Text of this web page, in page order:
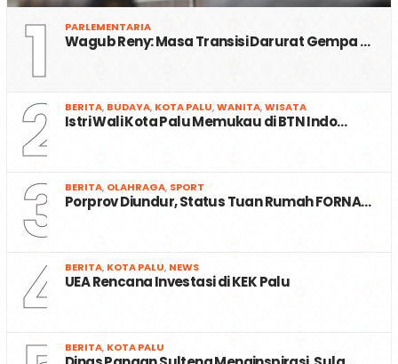
1 PARLEMENTARIA
Wagub Reny: Masa Transisi Darurat Gempa …
2 BERITA, BUDAYA, KOTA PALU,WANITA,WISATA
Istri Wali Kota Palu Memukau di BTN Indo…
3 BERITA, OLAHRAGA, SPORT
Porprov Diundur, Status Tuan Rumah FORNA…
4 BERITA, KOTA PALU, NEWS
UEA Rencana Investasi di KEK Palu
BERITA, KOTA PALU